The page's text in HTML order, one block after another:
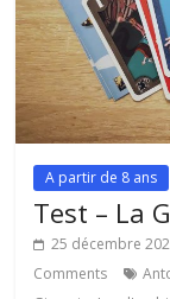
A partir de 8 ans
Test – La
25 décembre
Comments